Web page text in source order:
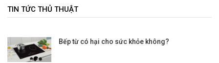
TIN TỨC THỦ THUẬT
Bếp từ có hại cho sức khỏe không?